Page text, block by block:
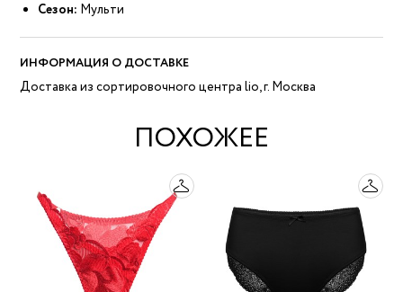
Сезон: Мульти
ИНФОРМАЦИЯ О ДОСТАВКЕ
Доставка из сортировочного центра lio, г. Москва
ПОХОЖЕЕ